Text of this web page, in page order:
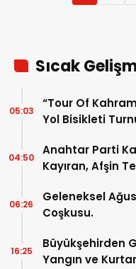
Sıcak
“Tour Of
Yol Bisikleti
05:03
Anahtar Parti
Kayıran, Afşin
04:50
Geleneksel
Coşkusu.
06:26
Büyükşehirden
Yangın ve
16:25